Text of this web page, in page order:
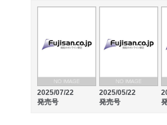
2025/07/22
発売号
2025/05/22
発売号